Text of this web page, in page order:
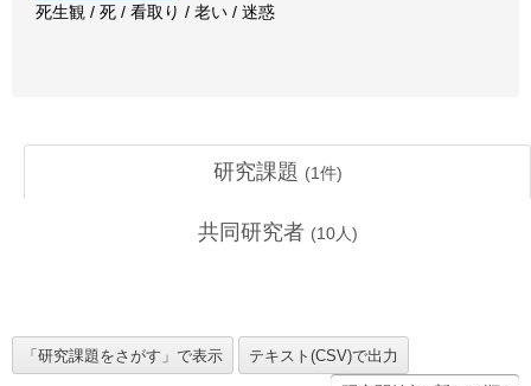
死生観 / 死 / 看取り / 老い / 迷惑
研究課題 (1件)
共同研究者 (10人)